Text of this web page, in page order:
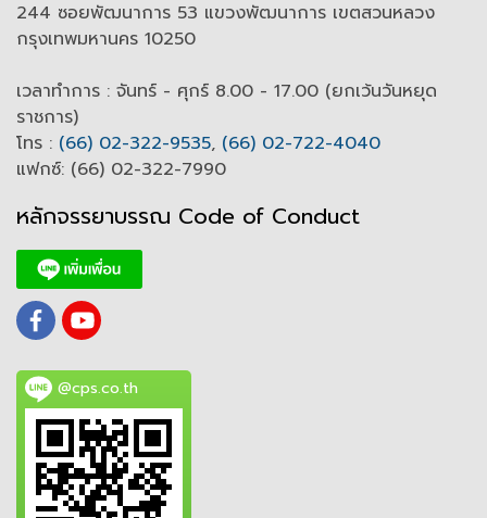
244 ซอยพัฒนาการ 53 แขวงพัฒนาการ เขตสวนหลวง
กรุงเทพมหานคร 10250
เวลาทำการ : จันทร์ - ศุกร์ 8.00 - 17.00 (ยกเว้นวันหยุด
ราชการ)
โทร : (66) 02-322-9535, (66) 02-722-4040
แฟกซ์: (66) 02-322-7990
หลักจรรยาบรรณ Code of Conduct
@cps.co.th